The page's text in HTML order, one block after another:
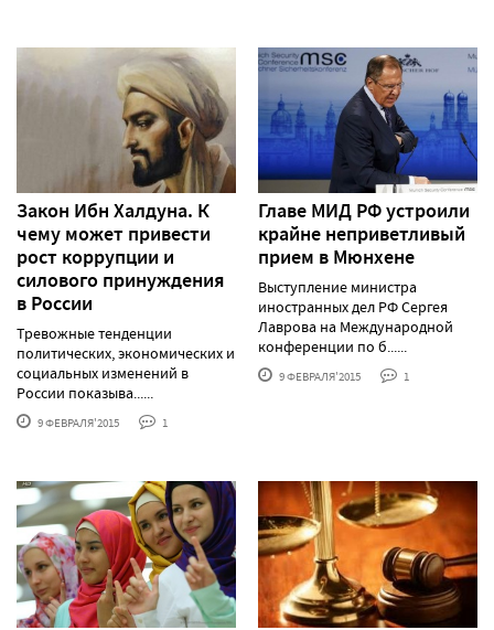
Закон Ибн Халдуна. К
чему может привести
рост коррупции и
силового принуждения
в России
Тревожные тенденции
политических, экономических и
социальных изменений в
России показыва......
9 ФЕВРАЛЯ'2015 1
Главе МИД РФ устроили
крайне неприветливый
прием в Мюнхене
Выступление министра
иностранных дел РФ Сергея
Лаврова на Международной
конференции по б......
9 ФЕВРАЛЯ'2015 1